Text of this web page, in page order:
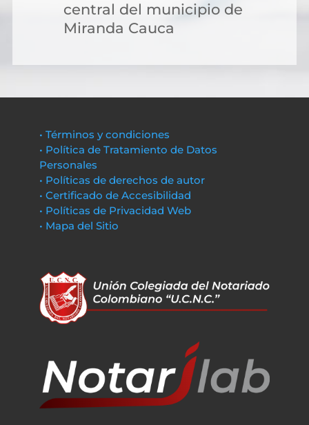
central del municipio de
Miranda Cauca
• Términos y condiciones
• Política de Tratamiento de Datos
Personales
• Políticas de derechos de autor
• Certificado de Accesibilidad
• Políticas de Privacidad Web
• Mapa del Sitio